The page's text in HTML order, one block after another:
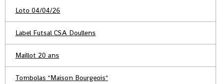
Loto 04/04/26
Label Futsal CSA Doullens
Maillot 20 ans
Tombolas "Maison Bourgeois"